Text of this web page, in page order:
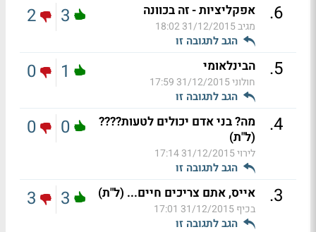
6
. אפקליציות - זה בכוונה
מגיב31/12/2015 18:02
הגב לתגובה זו
3
2
5
. הבינלאומי
חולוני31/12/2015 17:59
הגב לתגובה זו
1
0
4
.
מה? בני אדם יכולים לטעות????
(ל"ת)
לירוי31/12/2015 17:14
הגב לתגובה זו
0
0
3
. אייס, אתם צריכים חיים... (ל"ת)
בכיף31/12/2015 17:01
הגב לתגובה זו
3
3